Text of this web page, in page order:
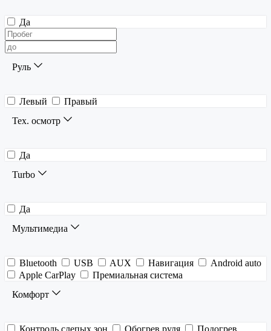
Да
Руль
Левый
Правый
Тех. осмотр
Да
Turbo
Да
Мультимедиа
Bluetooth USB AUX Навигация
Android auto
Apple CarPlay
Премиальная система
Комфорт
Контроль слепых зон Обогрев руля
Подогрев